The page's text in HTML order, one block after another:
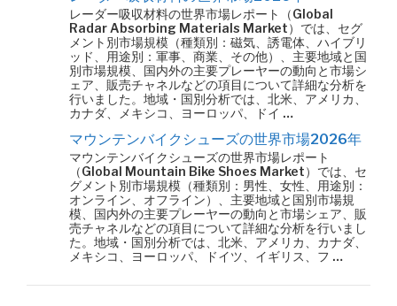
レーダー吸収材料の世界市場レポート（Global
Radar Absorbing Materials Market）では、セグ
メント別市場規模（種類別：磁気、誘電体、ハイブリ
ッド、用途別：軍事、商業、その他）、主要地域と国
別市場規模、国内外の主要プレーヤーの動向と市場シ
ェア、販売チャネルなどの項目について詳細な分析を
行いました。地域・国別分析では、北米、アメリカ、
カナダ、メキシコ、ヨーロッパ、ドイ …
マウンテンバイクシューズの世界市場2026年
マウンテンバイクシューズの世界市場レポート
（Global Mountain Bike Shoes Market）では、セ
グメント別市場規模（種類別：男性、女性、用途別：
オンライン、オフライン）、主要地域と国別市場規
模、国内外の主要プレーヤーの動向と市場シェア、販
売チャネルなどの項目について詳細な分析を行いまし
た。地域・国別分析では、北米、アメリカ、カナダ、
メキシコ、ヨーロッパ、ドイツ、イギリス、フ …